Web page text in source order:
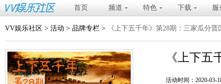
首页 频道 特色 下载 服
VV娱乐社区 > 活动 > 品牌专栏 > 《上下五千年》第28期：三家瓜分晋
《上下五
活动时间：2020-03-